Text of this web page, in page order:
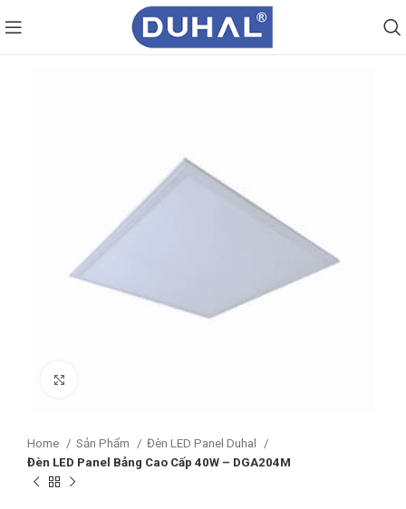
Home Sản Phẩm
Đèn LED Panel Duhal
Đèn LED Panel Bảng Cao Cấp 40W – DGA204M